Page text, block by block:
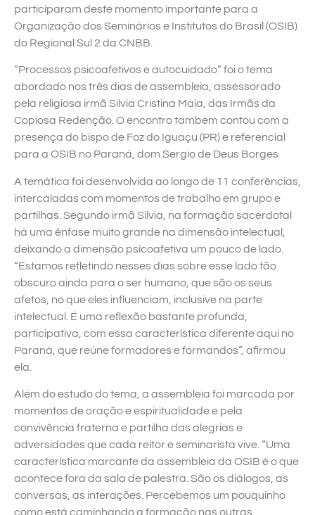
participaram deste momento importante para a
Organização dos Seminários e Institutos do Brasil (OSIB)
do Regional Sul 2 da CNBB.
“Processos psicoafetivos e autocuidado” foi o tema
abordado nos três dias de assembleia, assessorado
pela religiosa irmã Silvia Cristina Maia, das Irmãs da
Copiosa Redenção. O encontro também contou com a
presença do bispo de Foz do Iguaçu (PR) e referencial
para a OSIB no Paraná, dom Sergio de Deus Borges
A temática foi desenvolvida ao longo de 11 conferências,
intercaladas com momentos de trabalho em grupo e
partilhas. Segundo irmã Silvia, na formação sacerdotal
há uma ênfase muito grande na dimensão intelectual,
deixando a dimensão psicoafetiva um pouco de lado.
“Estamos refletindo nesses dias sobre esse lado tão
obscuro ainda para o ser humano, que são os seus
afetos, no que eles influenciam, inclusive na parte
intelectual. É uma reflexão bastante profunda,
participativa, com essa característica diferente aqui no
Paraná, que reúne formadores e formandos”, afirmou
ela.
Além do estudo do tema, a assembleia foi marcada por
momentos de oração e espiritualidade e pela
convivência fraterna e partilha das alegrias e
adversidades que cada reitor e seminarista vive. “Uma
característica marcante da assembleia da OSIB é o que
acontece fora da sala de palestra. São os diálogos, as
conversas, as interações. Percebemos um pouquinho
como está caminhando a formação nas outras